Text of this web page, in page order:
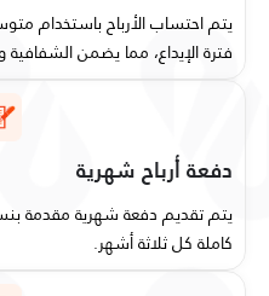
يتم احتساب الأرباح باستخدام
فترة الإيداع، مما يضمن الشفافية
دفعة أرباح شهرية
كاملة كل ثلاثة أشهر.